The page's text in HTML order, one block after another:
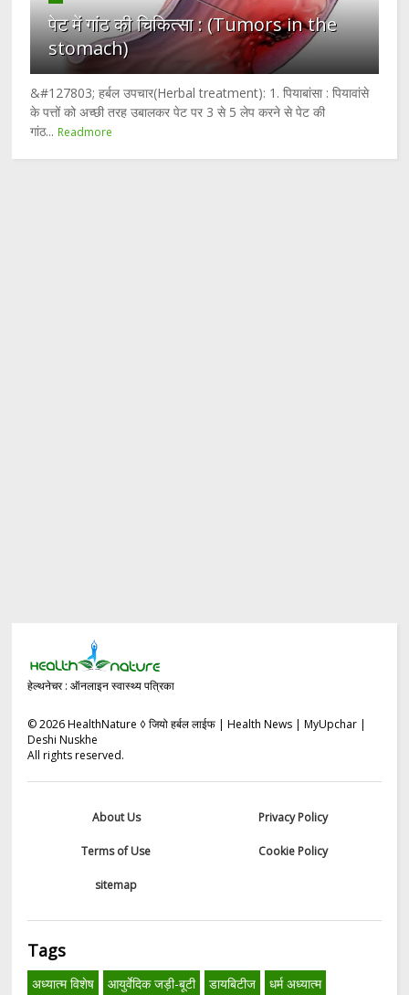
पेट में गांठ की चिकित्सा : (Tumors in the
stomach)
&#127803; हर्बल उपचार(Herbal treatment): 1. पियाबांसा : पियावांसे
के पत्तों को अच्छी तरह उबालकर पेट पर 3 से 5 लेप करने से पेट की
गांठ... Readmore
हेल्थनेचर : ऑनलाइन स्वास्थ्य पत्रिका
©2026HealthNature ◊ जियो हर्बल लाईफ | Health News | MyUpchar |
Deshi Nuskhe
All rights reserved.
About Us Privacy Policy
Terms of Use Cookie Policy
sitemap
Tags
अध्यात्म विशेष आयुर्वेदिक जड़ी-बूटी डायबिटीज धर्म अध्यात्म